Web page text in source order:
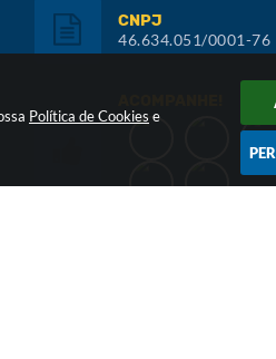
Política de Cookies e
CNPJ
46.634.051/0001-76